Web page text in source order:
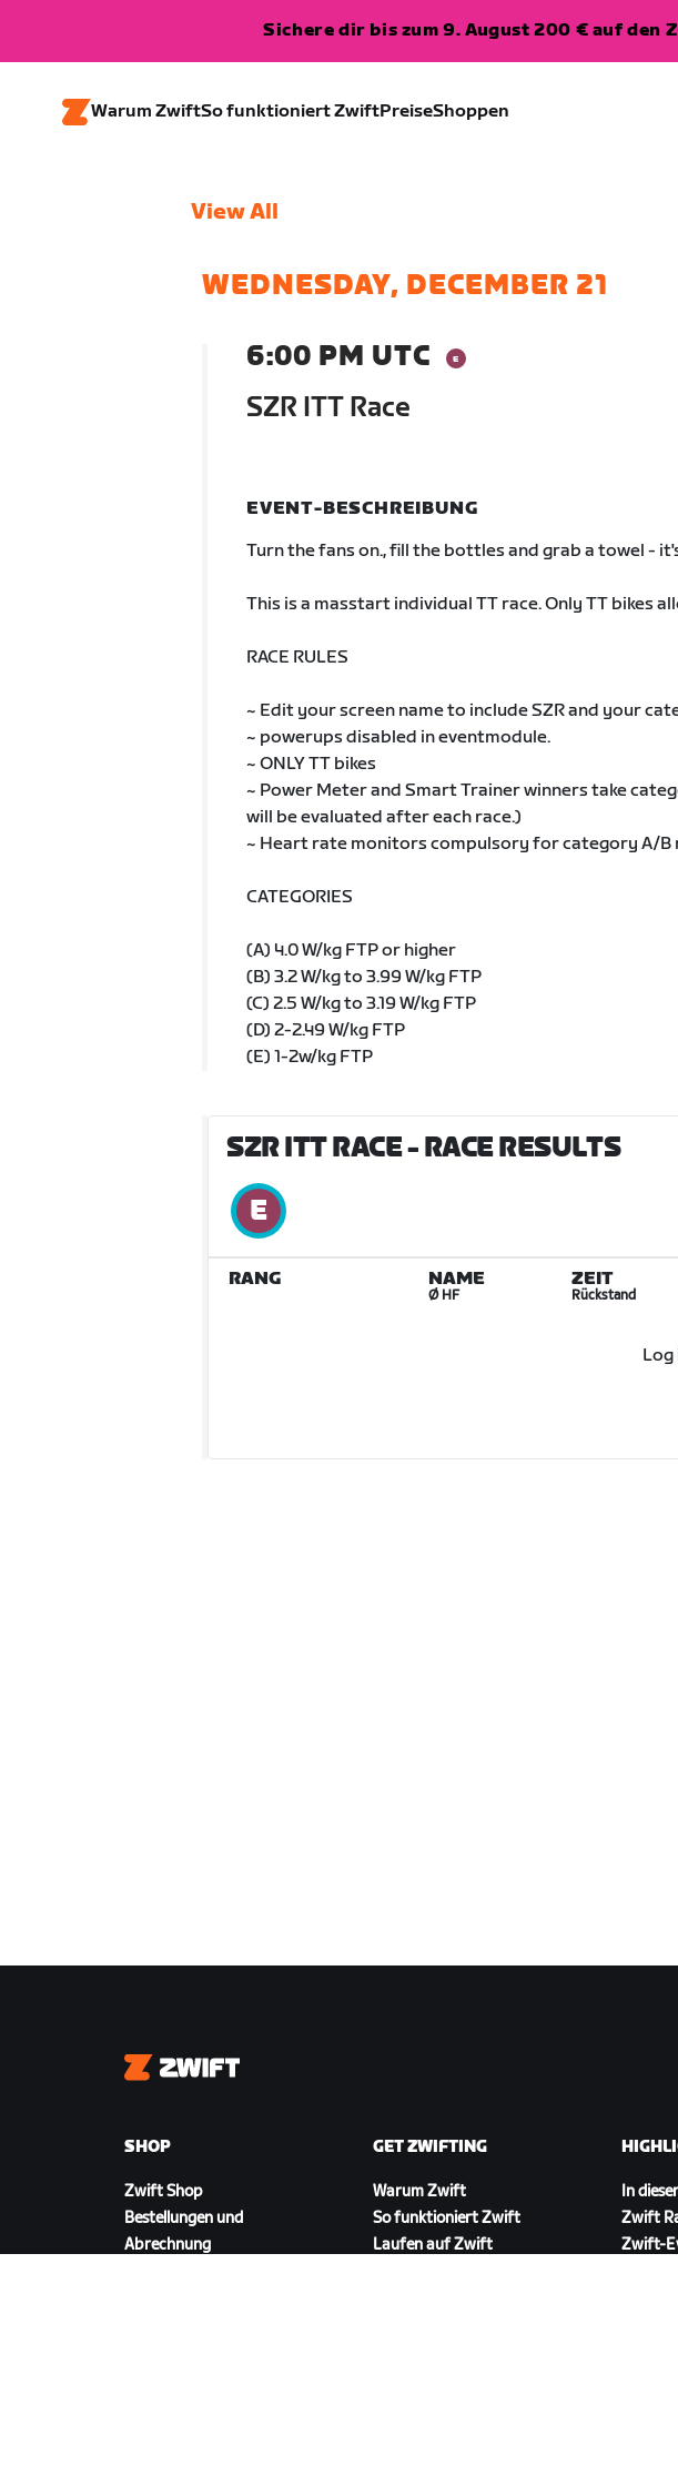
Sichere dir bis zum 9. August 200 € auf den
Warum ZwiftSo funktioniert ZwiftPreiseShoppen
View All
WEDNESDAY, DECEMBER 21
6:00 PM UTC
SZR ITT Race
EVENT-BESCHREIBUNG
Turn the fans on., fill the bottles and grab a towel -
This is a masstart individual TT race. Only TT bikes
RACE RULES
~ Edit your screen name to include SZR and your
~ powerups disabled in eventmodule.
~ ONLY TT bikes
~ Power Meter and Smart Trainer winners take
will be evaluated after each race.)
~ Heart rate monitors compulsory for category A/B
CATEGORIES
(A) 4.0 W/kg FTP or higher
(B) 3.2 W/kg to 3.99 W/kg FTP
(C) 2.5 W/kg to 3.19 W/kg FTP
(D) 2-2.49 W/kg FTP
(E) 1-2w/kg FTP
SZR ITT RACE- RACE RESULTS
RANG NAME
Ø HF
ZEIT
Rückstand
Log
Zwift
SHOP
Zwift Shop
Bestellungen und
Abrechnung
GET ZWIFTING
Warum Zwift
So funktioniert Zwift
Laufen auf Zwift
In
Zwift
Zwift-